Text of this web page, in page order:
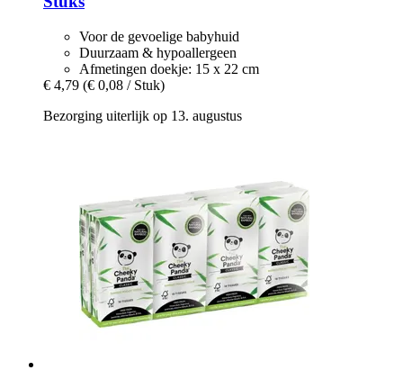
Voor de gevoelige babyhuid
Duurzaam & hypoallergeen
Afmetingen doekje: 15 x 22 cm
€ 4,79 (€ 0,08 / Stuk)
Bezorging uiterlijk op 13. augustus